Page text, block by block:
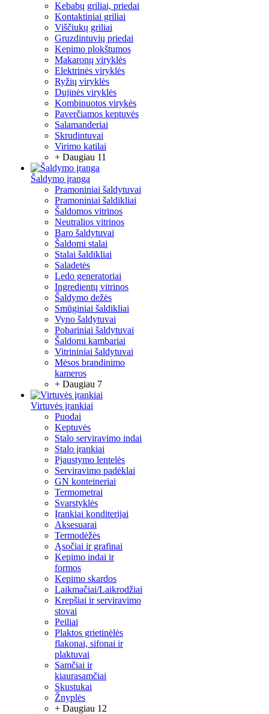
Kebabų griliai, priedai
Kontaktiniai griliai
Viščiukų griliai
Gruzdintuvių priedai
Kepimo plokštumos
Makaronų viryklės
Elektrinės viryklės
Ryžių viryklės
Dujinės viryklės
Kombinuotos virykės
Paverčiamos keptuvės
Salamanderiai
Skrudintuvai
Virimo katilai
+ Daugiau 11
Šaldymo įranga
Pramoniniai šaldytuvai
Pramoniniai šaldikliai
Šaldomos vitrinos
Neutralios vitrinos
Baro šaldytuvai
Šaldomi stalai
Stalai šaldikliai
Saladetės
Ledo generatoriai
Ingredientų vitrinos
Šaldymo dežės
Smūginiai šaldikliai
Vyno šaldytuvai
Pobariniai šaldytuvai
Šaldomi kambariai
Vitrininiai šaldytuvai
Mėsos brandinimo
kameros
+ Daugiau 7
Virtuvės įrankiai
Puodai
Keptuvės
Stalo serviravimo indai
Stalo įrankiai
Pjaustymo lentelės
Serviravimo padėklai
GN konteineriai
Termometrai
Svarstyklės
Įrankiai konditerijai
Aksesuarai
Termodėžės
Ąsočiai ir grafinai
Kepimo indai ir
formos
Kepimo skardos
Laikmačiai/Laikrodžiai
Krepšiai ir serviravimo
stovai
Peiliai
Plaktos grietinėlės
flakonai, sifonai ir
plaktuvai
Samčiai ir
kiaurasamčiai
Skustukai
Žnyplės
+ Daugiau 12